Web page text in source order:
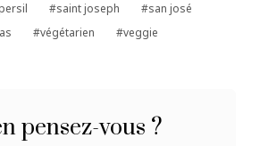
saint joseph
san josé
végétarien veggie
pensez-vous ?